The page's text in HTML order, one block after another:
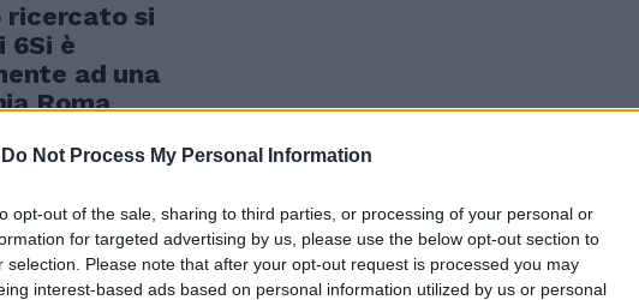
Do Not Process My Personal Information
opt-out of the sale, sharing to third parties, or processing of your personal or
for targeted advertising by us, please use the below opt-out section to
selection. Please note that after your opt-out request is processed you may
interest-based ads based on personal information utilized by us or personal
ricercato si
6Si è
ad una
Roma
cui
dal